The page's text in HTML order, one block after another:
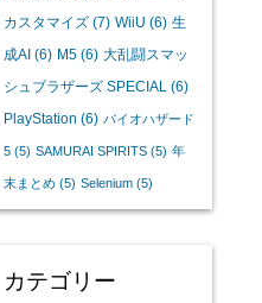
カスタマイズ(7) WiiU (6) 生
成AI (6) M5(6) 大乱闘スマッ
シュブラザーズ SPECIAL (6)
PlayStation (6) バイオハザード
5(5) SAMURAI SPIRITS(5) 年
末まとめ(5) Selenium(5)
カテゴリー